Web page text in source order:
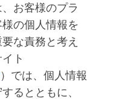
お客様のプラ
の個人情報を
な責務と考え
ト
）では、個人情報
るとともに、